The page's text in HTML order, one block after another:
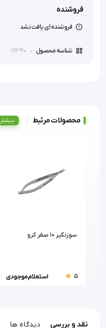
فروشنده
فروشنده ای یافت نشد
شناسه محصول 19340
محصولات مرتبط بیشتر
سوزنگیر 10 صفر کرو
5 استعلام موجودی
نقد و بررسی دیدگاه ها